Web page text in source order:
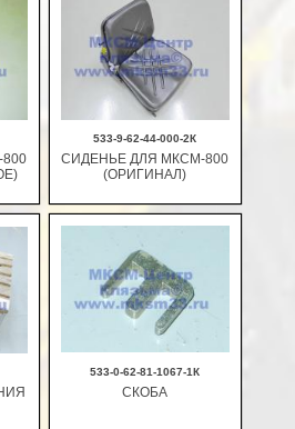
В корзину
533-9-62-44-000-2К
СИДЕНЬЕ ДЛЯ МКСМ-800
(ОРИГИНАЛ)
533-0-62-81-1067-1К
СКОБА